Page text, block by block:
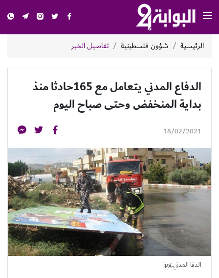
الرئيسية شؤون فلسطينية تفاصيل الخبر
الدفاع المدني يتعامل مع 165حادثا منذ
بداية المنخفض وحتى صباح اليوم
18/02/2021
الدفا المدني.jpg